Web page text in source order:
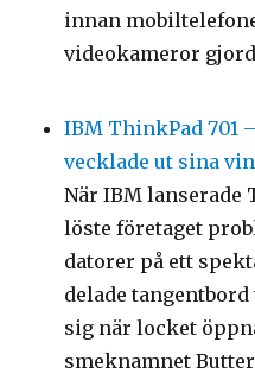
innan
videokameror
IBM ThinkPad 701
vecklade ut sina
När IBM lanserade
löste företaget
datorer på ett
delade
sig när locket
smeknamnet